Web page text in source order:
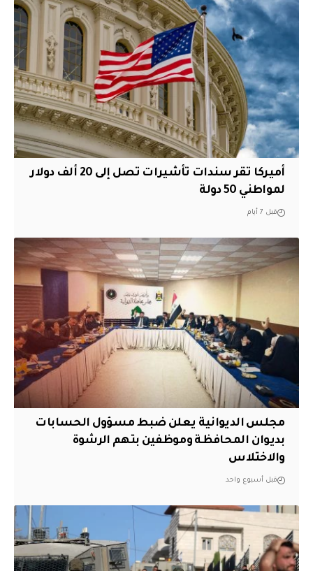
أميركا تقر سندات تأشيرات تصل إلى 20 ألف دولار
لمواطني 50 دولة
قبل 7 أيام
مجلس الديوانية يعلن ضبط مسؤول الحسابات
بديوان المحافظة وموظفين بتهم الرشوة
والاختلاس
قبل أسبوع واحد